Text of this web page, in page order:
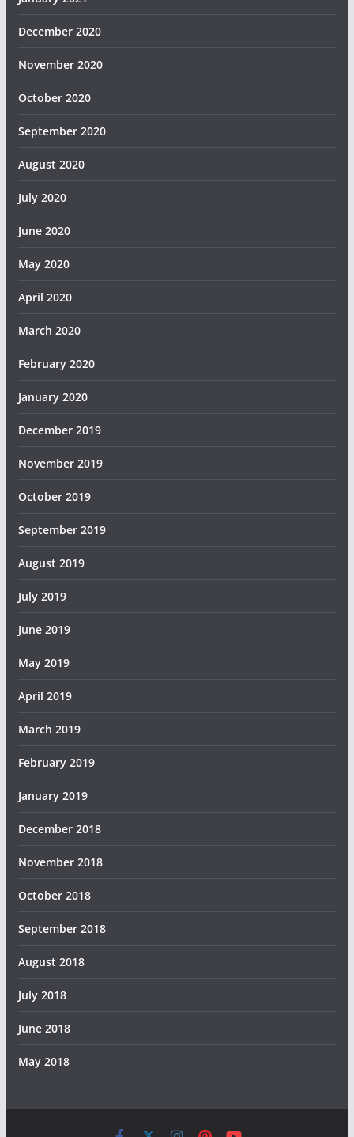
December 2020
November 2020
October 2020
September 2020
August 2020
July 2020
June 2020
May 2020
April 2020
March 2020
February 2020
January 2020
December 2019
November 2019
October 2019
September 2019
August 2019
July 2019
June 2019
May 2019
April 2019
March 2019
February 2019
January 2019
December 2018
November 2018
October 2018
September 2018
August 2018
July 2018
June 2018
May 2018